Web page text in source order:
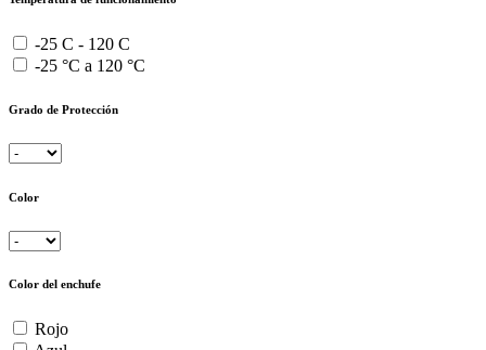
-25 C - 120 C
-25 °C a 120 °C
Grado de Protección
Color
Color del enchufe
Rojo